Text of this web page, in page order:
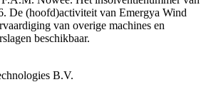
De (hoofd)activiteit van Emergya Wind
van overige machines en
beschikbaar.
B.V.